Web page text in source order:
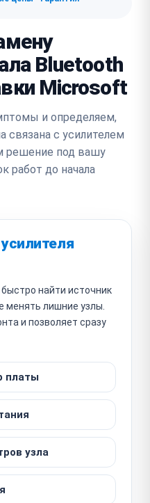
Bluetooth
Microsoft
и определяем,
связана с усилителем
решение под вашу
работ до начала
найти источник
менять лишние узлы.
и позволяет сразу
платы
узла